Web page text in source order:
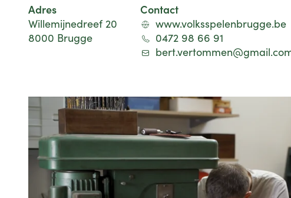
Adres
Willemijnedreef 20
8000 Brugge
Contact
www.volksspelenbrugge.be
0472 98 66 91